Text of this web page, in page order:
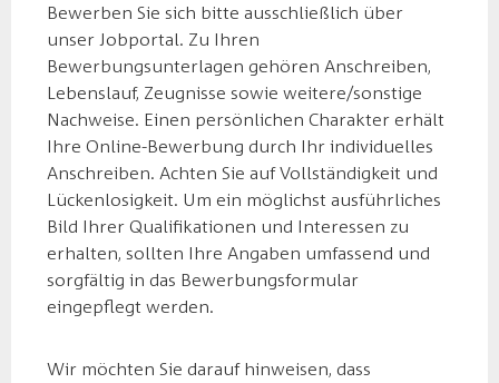
Bewerben Sie sich bitte ausschließlich über
unser Jobportal. Zu Ihren
Bewerbungsunterlagen gehören Anschreiben,
Lebenslauf, Zeugnisse sowie weitere/sonstige
Nachweise. Einen persönlichen Charakter erhält
Ihre Online-Bewerbung durch Ihr individuelles
Anschreiben. Achten Sie auf Vollständigkeit und
Lückenlosigkeit. Um ein möglichst ausführliches
Bild Ihrer Qualifikationen und Interessen zu
erhalten, sollten Ihre Angaben umfassend und
sorgfältig in das Bewerbungsformular
eingepflegt werden.
Wir möchten Sie darauf hinweisen, dass